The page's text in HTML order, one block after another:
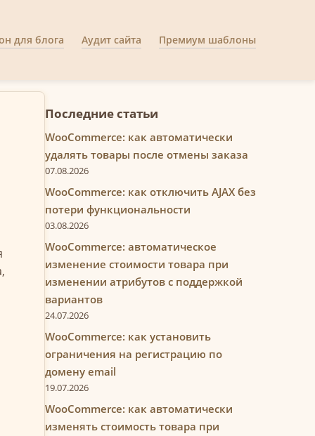
для блога Аудит сайта Премиум шаблоны
Последние статьи
WooCommerce: как автоматически
удалять товары после отмены заказа
07.08.2026
WooCommerce: как отключить AJAX без
потери функциональности
03.08.2026
WooCommerce: автоматическое
изменение стоимости товара при
изменении атрибутов с поддержкой
вариантов
24.07.2026
WooCommerce: как установить
ограничения на регистрацию по
домену email
19.07.2026
WooCommerce: как автоматически
изменять стоимость товара при